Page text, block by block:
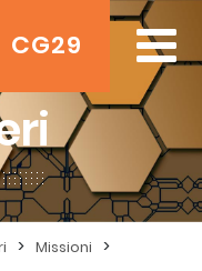
CG29
> Missioni >